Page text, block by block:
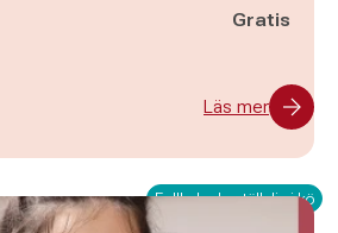
Gratis
Läs mer
Fullbokad - ställ dig i kö